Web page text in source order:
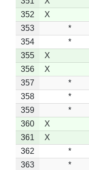
352
X
353
*
354
*
355
X
356
X
357
*
358
*
359
*
360
X
361
X
362
*
363
*